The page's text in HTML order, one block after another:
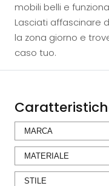
mobili belli e
Lasciati affascinare
la zona giorno e
caso tuo.
MARCA
MATERIALE
STILE